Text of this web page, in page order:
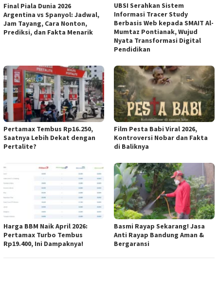
Final Piala Dunia 2026
Argentina vs Spanyol: Jadwal,
Jam Tayang, Cara Nonton,
Prediksi, dan Fakta Menarik
UBSI Serahkan Sistem
Informasi Tracer Study
Berbasis Web kepada SMAIT Al-
Mumtaz Pontianak, Wujud
Nyata Transformasi Digital
Pendidikan
Pertamax Tembus Rp16.250,
Saatnya Lebih Dekat dengan
Pertalite?
Film Pesta Babi Viral 2026,
Kontroversi Nobar dan Fakta
di Baliknya
Harga BBM Naik April 2026:
Pertamax Turbo Tembus
Rp19.400, Ini Dampaknya!
Basmi Rayap Sekarang! Jasa
Anti Rayap Bandung Aman &
Bergaransi